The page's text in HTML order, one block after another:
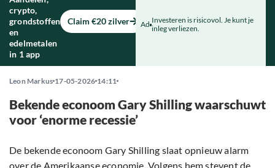
crypto,
grondstoffen
en
edelmetalen
in 1 app
Claim €20 zilver Ad Investeren is risicovol. Je kunt je
inleg verliezen.
Leon Markus 17-05-2026 14:11
Bekende econoom Gary Shilling waarschuwt
voor ‘enorme recessie’
De bekende econoom Gary Shilling slaat opnieuw alarm
over de Amerikaanse economie. Volgens hem stevent de